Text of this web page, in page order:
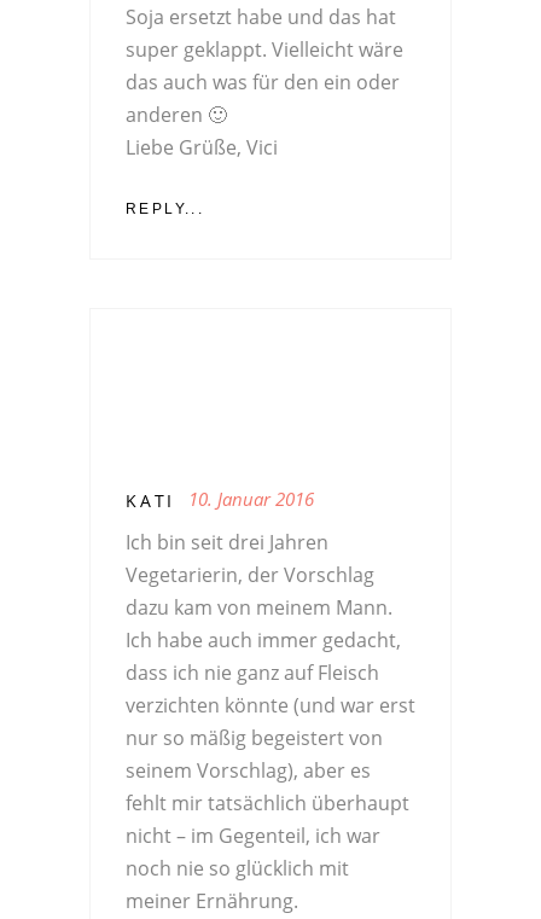
Soja ersetzt habe und das hat
super geklappt. Vielleicht wäre
das auch was für den ein oder
anderen 🙂
Liebe Grüße, Vici
REPLY...
KATI 10. Januar 2016
Ich bin seit drei Jahren
Vegetarierin, der Vorschlag
dazu kam von meinem Mann.
Ich habe auch immer gedacht,
dass ich nie ganz auf Fleisch
verzichten könnte (und war erst
nur so mäßig begeistert von
seinem Vorschlag), aber es
fehlt mir tatsächlich überhaupt
nicht – im Gegenteil, ich war
noch nie so glücklich mit
meiner Ernährung.